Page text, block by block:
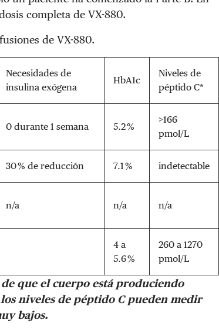
completa de VX-880.
de VX-880.
Necesidades de
insulina exógena
HbA1c
Niveles de
péptido C*
0 durante 1 semana 5.2 %
>166
pmol/L
30 % de reducción 7.1 % indetectable
n/a n/a n/a
4 a
5.6 %
260 a 1270
pmol/L
que el cuerpo está produciendo
niveles de péptido C pueden medir
bajos.